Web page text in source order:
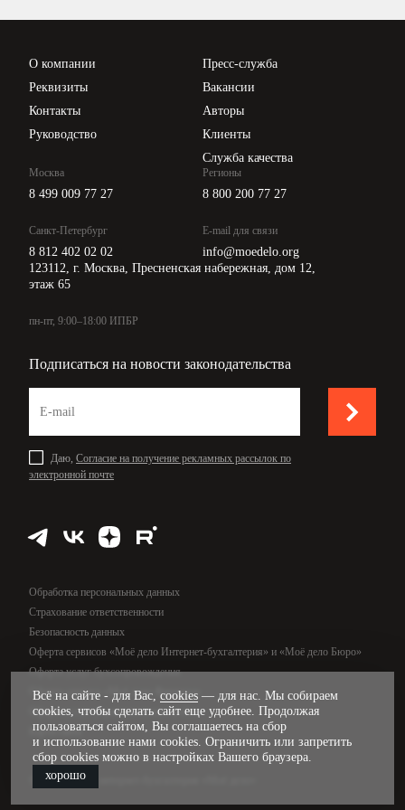
О компании
Реквизиты
Контакты
Руководство
Пресс-служба
Вакансии
Авторы
Клиенты
Служба качества
Москва
8 499 009 77 27
Санкт-Петербург
8 812 402 02 02
Регионы
8 800 200 77 27
E-mail для связи
info@moedelo.org
123112, г. Москва, Пресненская набережная, дом 12,
этаж 65
пн-пт, 9:00–18:00 ИПБР
Подписаться на новости законодательства
Даю, Согласие на получение рекламных рассылок по
электронной почте
Обработка персональных данных
Страхование ответственности
Безопасность данных
Оферта сервисов «Моё дело Интернет-бухгалтерия» и «Моё дело Бюро»
Оферта услуг бухсопровождения
Оферта сервиса «Моё дело Финансы»
Оферта услуг управленческого учёта
Карта сайта
© 2009—2026, интернет-бухгалтерия «Моё дело»
Всё на сайте - для Вас, cookies — для нас. Мы собираем
cookies, чтобы сделать сайт еще удобнее. Продолжая
пользоваться сайтом, Вы соглашаетесь на сбор
и использование нами cookies. Ограничить или запретить
сбор cookies можно в настройках Вашего браузера.
хорошо